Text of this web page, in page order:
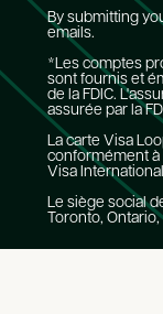
By submitting
emails.
*Les comptes
sont fournis et
de la FDIC.
assurée par la
La carte Visa
conformément à
Visa
Le siège social
Toronto, Ontario,